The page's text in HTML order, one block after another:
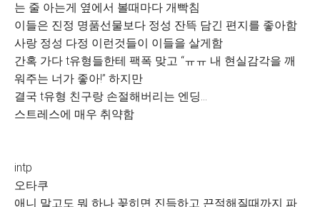
는 줄 아는게 옆에서 볼때마다 개빡침
이들은 진정 명품선물보다 정성 잔뜩 담긴 편지를 좋아함
사랑 정성 다정 이런것들이 이들을 살게함
간혹 가다 t유형들한테 팩폭 맞고 “ㅠㅠ 내 현실감각을 깨
워주는 너가 좋아!” 하지만
결국 t유형 친구랑 손절해버리는 엔딩...
스트레스에 매우 취약함
intp
오타쿠
애니 말고도 뭐 하나 꽂히면 진득하고 끈적해질때까지 파